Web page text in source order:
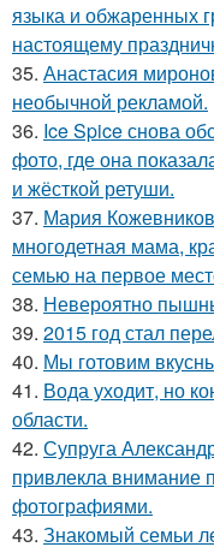
языка и обжаренных
настоящему
35. Анастасия
необычной рекламой.
36. Ice Spice снова
фото, где она
и жёсткой ретуши.
37. Мария
многодетная мама,
семью на первое
38. Невероятно
39. 2015 год стал
40. Мы готовим
41. Вода уходит, но
области.
42. Супруга
привлекла внимание
фотографиями.
43. Знакомый семьи